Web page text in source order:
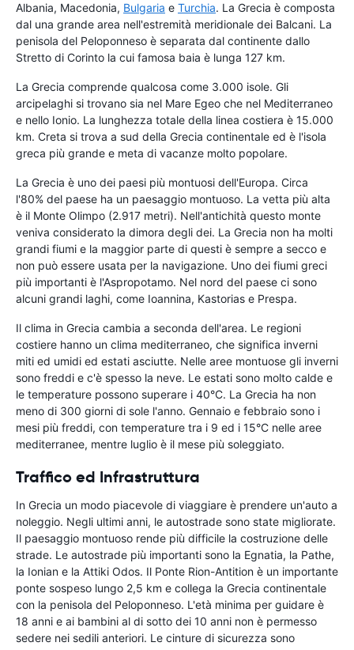
Albania, Macedonia, Bulgaria e Turchia. La Grecia è composta
dal una grande area nell'estremità meridionale dei Balcani. La
penisola del Peloponneso è separata dal continente dallo
Stretto di Corinto la cui famosa baia è lunga 127 km.
La Grecia comprende qualcosa come 3.000 isole. Gli
arcipelaghi si trovano sia nel Mare Egeo che nel Mediterraneo
e nello Ionio. La lunghezza totale della linea costiera è 15.000
km. Creta si trova a sud della Grecia continentale ed è l'isola
greca più grande e meta di vacanze molto popolare.
La Grecia è uno dei paesi più montuosi dell'Europa. Circa
l'80% del paese ha un paesaggio montuoso. La vetta più alta
è il Monte Olimpo (2.917 metri). Nell'antichità questo monte
veniva considerato la dimora degli dei. La Grecia non ha molti
grandi fiumi e la maggior parte di questi è sempre a secco e
non può essere usata per la navigazione. Uno dei fiumi greci
più importanti è l'Aspropotamo. Nel nord del paese ci sono
alcuni grandi laghi, come Ioannina, Kastorias e Prespa.
Il clima in Grecia cambia a seconda dell'area. Le regioni
costiere hanno un clima mediterraneo, che significa inverni
miti ed umidi ed estati asciutte. Nelle aree montuose gli inverni
sono freddi e c'è spesso la neve. Le estati sono molto calde e
le temperature possono superare i 40°C. La Grecia ha non
meno di 300 giorni di sole l'anno. Gennaio e febbraio sono i
mesi più freddi, con temperature tra i 9 ed i 15°C nelle aree
mediterranee, mentre luglio è il mese più soleggiato.
Traffico ed Infrastruttura
In Grecia un modo piacevole di viaggiare è prendere un'auto a
noleggio. Negli ultimi anni, le autostrade sono state migliorate.
Il paesaggio montuoso rende più difficile la costruzione delle
strade. Le autostrade più importanti sono la Egnatia, la Pathe,
la Ionian e la Attiki Odos. Il Ponte Rion-Antition è un importante
ponte sospeso lungo 2,5 km e collega la Grecia continentale
con la penisola del Peloponneso. L'età minima per guidare è
18 anni e ai bambini al di sotto dei 10 anni non è permesso
sedere nei sedili anteriori. Le cinture di sicurezza sono